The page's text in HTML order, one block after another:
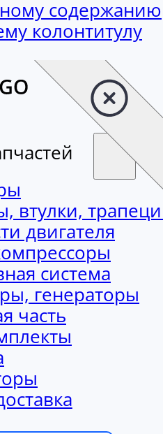
содержанию
колонтитулу
втулки,
двигателя
система
генераторы
часть